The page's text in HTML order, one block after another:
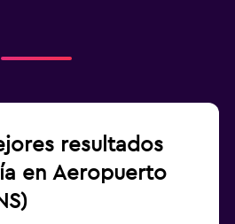
resultados
en Aeropuerto